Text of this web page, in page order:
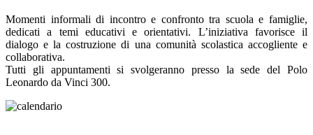
Momenti informali di incontro e confronto tra scuola e famiglie,
dedicati a temi educativi e orientativi. L’iniziativa favorisce il
dialogo e la costruzione di una comunità scolastica accogliente e
collaborativa.
Tutti gli appuntamenti si svolgeranno presso la sede del Polo
Leonardo da Vinci 300.